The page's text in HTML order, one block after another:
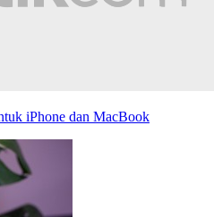
iPhone dan MacBook